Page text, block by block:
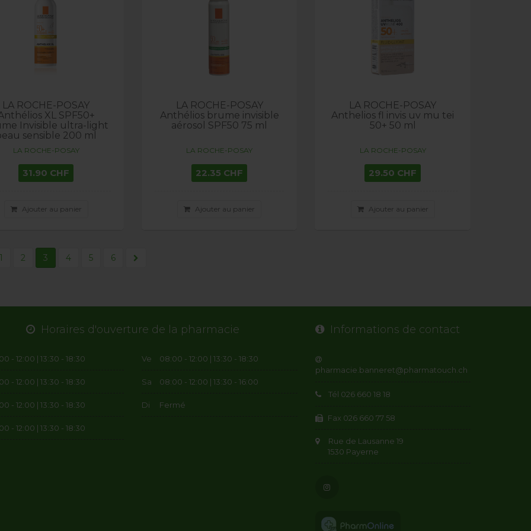
LA ROCHE-POSAY
XL SPF50+
Invisible ultra-light
sensible 200 ml
LA ROCHE-POSAY
31.90 CHF
Ajouter au panier
LA ROCHE-POSAY
Anthélios brume invisible
aérosol SPF50 75 ml
LA ROCHE-POSAY
22.35 CHF
Ajouter au panier
LA ROCHE-POSAY
Anthelios fl invis uv mu tei
50+ 50 ml
LA ROCHE-POSAY
29.50 CHF
Ajouter au panier
2 3 4 5 6
Horaires d'ouverture de la pharmacie
- 12:00 | 13:30 - 18:30
- 12:00 | 13:30 - 18:30
- 12:00 | 13:30 - 18:30
- 12:00 | 13:30 - 18:30
Ve 08:00 - 12:00 | 13:30 - 18:30
Sa 08:00 - 12:00 | 13:30 - 16:00
Di Fermé
Informations de contact
Tél 026 660 18 18
Fax 026 660 77 58
Rue de Lausanne 19
1530 Payerne